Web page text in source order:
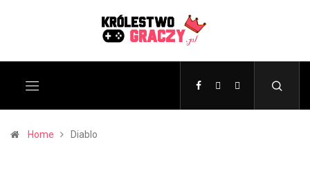
Home Diablo